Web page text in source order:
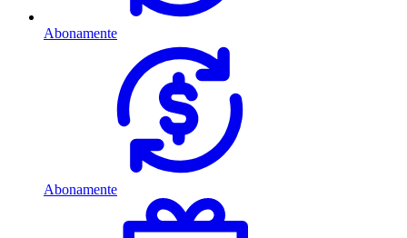
Abonamente
Abonamente